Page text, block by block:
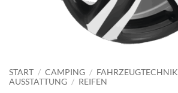
START / CAMPING / FAHRZEUGTECHNIK
AUSSTATTUNG / REIFEN